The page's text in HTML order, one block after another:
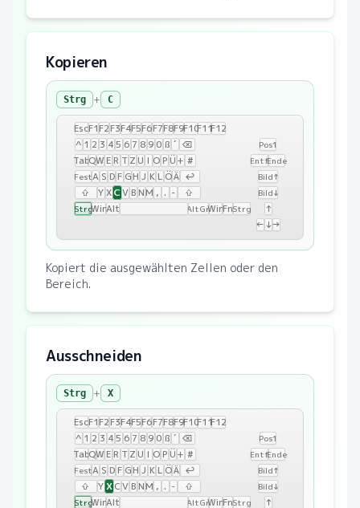
Kopieren
Strg + C
EscF1F2F3F4F5F6F7F8F9F10F11F12
^ 1 2 3 4 5 6 7 8 9 0 ß ´ ⌫
TabQWE R T Z U I OP Ü+ #
FestA S D F GH J K L ÖÄ ↩
⇧
Y XCVBNM , . - ⇧
StrgWinAlt AltGrWinFnStrg
Pos1
EntfEnde
Bild↑
Bild↓
↑
← ↓→
Kopiert die ausgewählten Zellen oder den
Bereich.
Ausschneiden
Strg + X
EscF1F2F3F4F5F6F7F8F9F10F11F12
^ 1 2 3 4 5 6 7 8 9 0 ß ´ ⌫
TabQWE R T Z U I OP Ü+ #
FestA S D F GH J K L ÖÄ ↩
⇧
YXCVBNM , . - ⇧
StrgWinAlt AltGrWinFnStrg
Pos1
EntfEnde
Bild↑
Bild↓
↑